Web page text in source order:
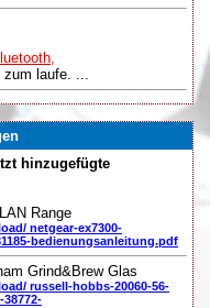
laufe. ...
hinzugefügte
Range
netgear-ex7300-
bedienungsanleitung.pdf
Grind&Brew Glas
russell-hobbs-20060-56-